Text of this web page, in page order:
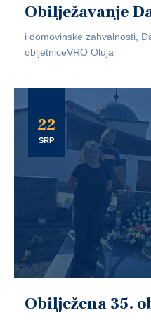
Obilježavanje
i domovinske zahvalnosti,
obljetniceVRO Oluja
22
SRP
Obilježena 35.